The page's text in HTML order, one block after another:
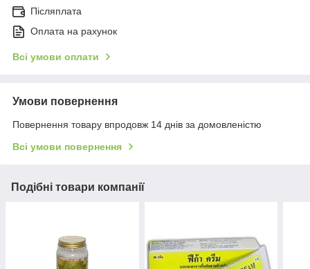
Післяплата
Оплата на рахунок
Всі умови оплати
Умови повернення
Повернення товару впродовж 14 днів за домовленістю
Всі умови повернення
Подібні товари компанії